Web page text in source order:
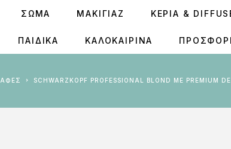
ΣΩΜΑ ΜΑΚΙΓΙΑΖ ΚΕΡΙΆ &
ΠΑΙΔΙΚΑ ΚΑΛΟΚΑΙΡΙΝΑ
ΒΑΦΈΣ SCHWARZKOPF PROFESSIONAL BLOND ME PREMIUM